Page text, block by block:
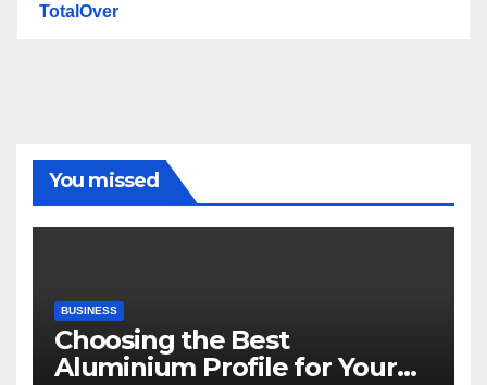
TotalOver
You missed
BUSINESS
Choosing the Best
Aluminium Profile for Your